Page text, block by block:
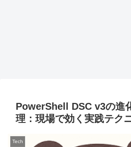
PowerShell DSC v3の進
理：現場で効く実践テク
Tech